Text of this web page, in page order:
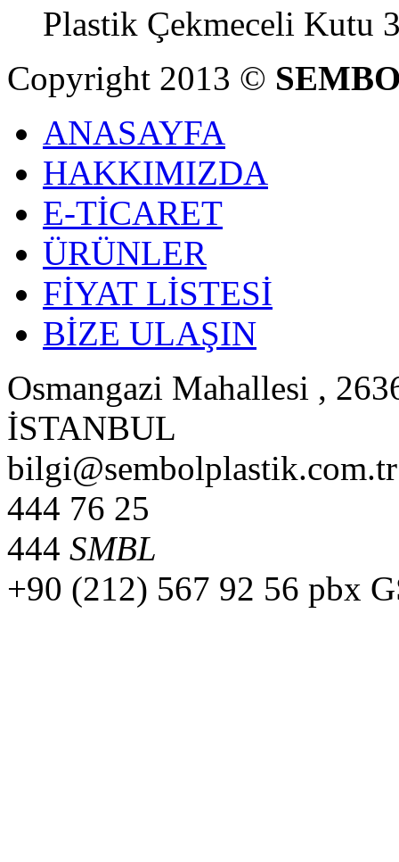
Plastik Çekmeceli Kutu
Copyright 2013 ©
ANASAYFA
HAKKIMIZDA
E-TİCARET
ÜRÜNLER
FİYAT LİSTESİ
BİZE ULAŞIN
Osmangazi Mahallesi ,
İSTANBUL
bilgi@sembolplastik.com.tr
444 76 25
444 SMBL
+90 (212) 567 92 56 pbx